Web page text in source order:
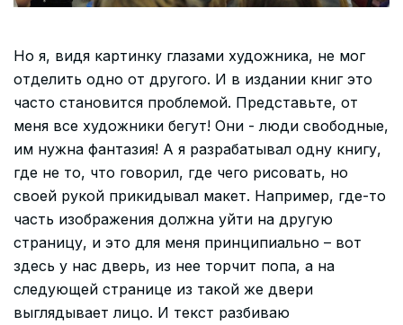
Но я, видя картинку глазами художника, не мог
отделить одно от другого. И в издании книг это
часто становится проблемой. Представьте, от
меня все художники бегут! Они - люди свободные,
им нужна фантазия! А я разрабатывал одну книгу,
где не то, что говорил, где чего рисовать, но
своей рукой прикидывал макет. Например, где-то
часть изображения должна уйти на другую
страницу, и это для меня принципиально – вот
здесь у нас дверь, из нее торчит попа, а на
следующей странице из такой же двери
выглядывает лицо. И текст разбиваю